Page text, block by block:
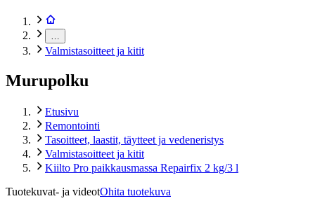
Valmistasoitteet ja kitit
Murupolku
Etusivu
Remontointi
Tasoitteet, laastit, täytteet ja vedeneristys
Valmistasoitteet ja kitit
Kiilto Pro paikkausmassa Repairfix 2 kg/3 l
Tuotekuvat- ja videotOhita tuotekuva